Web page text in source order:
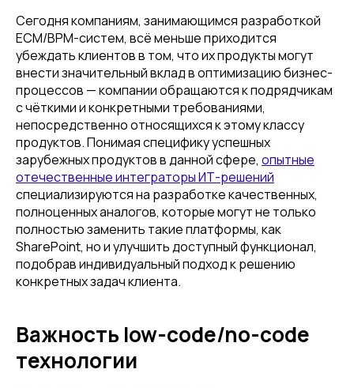
Сегодня компаниям, занимающимся разработкой
ECM/BPM-систем, всё меньше приходится
убеждать клиентов в том, что их продукты могут
внести значительный вклад в оптимизацию бизнес-
процессов — компании обращаются к подрядчикам
с чёткими и конкретными требованиями,
непосредственно относящихся к этому классу
продуктов. Понимая специфику успешных
зарубежных продуктов в данной сфере, опытные
отечественные интеграторы ИТ-решений
специализируются на разработке качественных,
полноценных аналогов, которые могут не только
полностью заменить такие платформы, как
SharePoint, но и улучшить доступный функционал,
подобрав индивидуальный подход к решению
конкретных задач клиента.
Важность low-code/no-code
технологии